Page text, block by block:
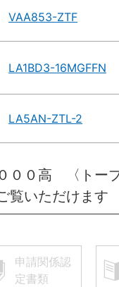
VAA853-ZTF
LA1BD3-16MGFFN
LA5AN-ZTL-2
００高 〈ト
覧いただけます
申請関係認
定書類